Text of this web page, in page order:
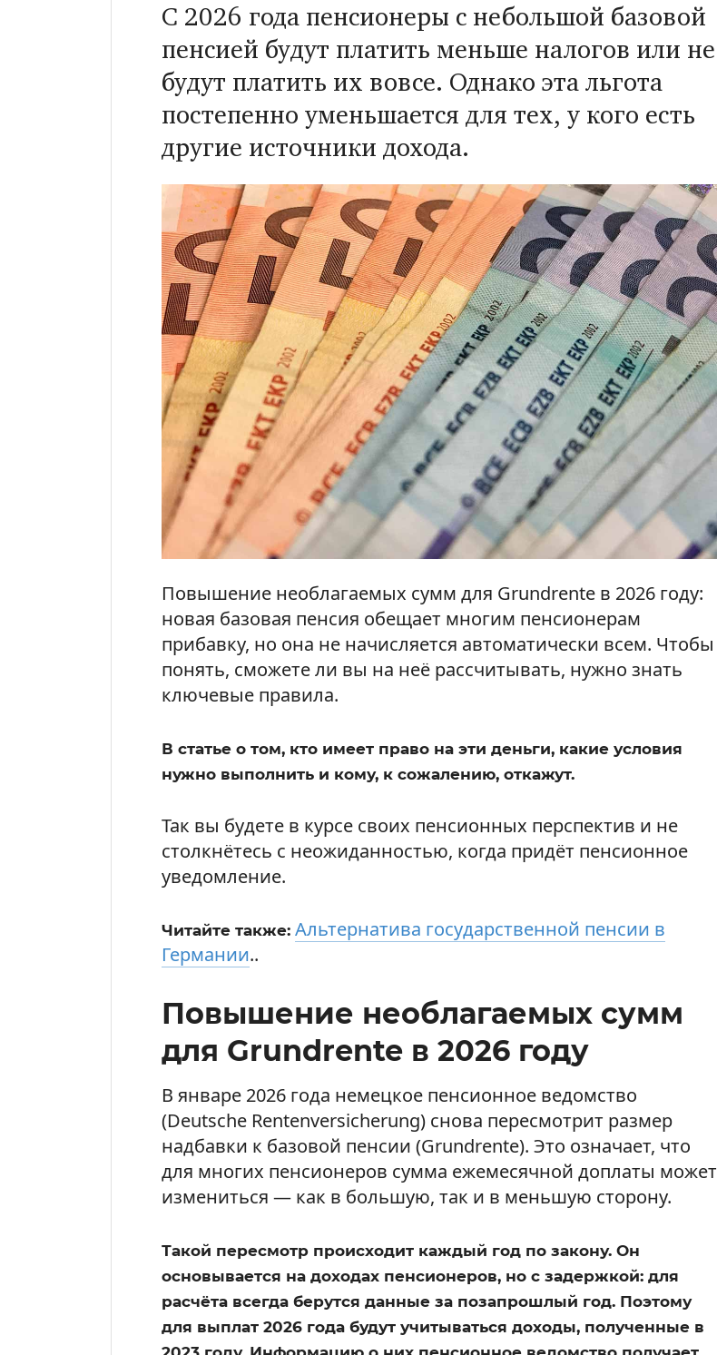
С 2026 года пенсионеры с небольшой базовой
пенсией будут платить меньше налогов или не
будут платить их вовсе. Однако эта льгота
постепенно уменьшается для тех, у кого есть
другие источники дохода.
Повышение необлагаемых сумм для Grundrente в 2026 году:
новая базовая пенсия обещает многим пенсионерам
прибавку, но она не начисляется автоматически всем. Чтобы
понять, сможете ли вы на неё рассчитывать, нужно знать
ключевые правила.
В статье о том, кто имеет право на эти деньги, какие условия
нужно выполнить и кому, к сожалению, откажут.
Так вы будете в курсе своих пенсионных перспектив и не
столкнётесь с неожиданностью, когда придёт пенсионное
уведомление.
Читайте также: Альтернатива государственной пенсии в
Германии..
Повышение необлагаемых сумм
для Grundrente в 2026 году
В январе 2026 года немецкое пенсионное ведомство
(Deutsche Rentenversicherung) снова пересмотрит размер
надбавки к базовой пенсии (Grundrente). Это означает, что
для многих пенсионеров сумма ежемесячной доплаты может
измениться — как в большую, так и в меньшую сторону.
Такой пересмотр происходит каждый год по закону. Он
основывается на доходах пенсионеров, но с задержкой: для
расчёта всегда берутся данные за позапрошлый год. Поэтому
для выплат 2026 года будут учитываться доходы, полученные в